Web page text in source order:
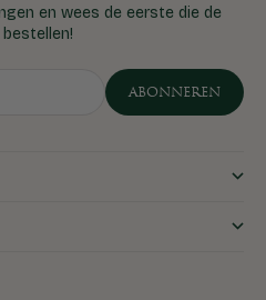
en wees de eerste die de
ABONNEREN